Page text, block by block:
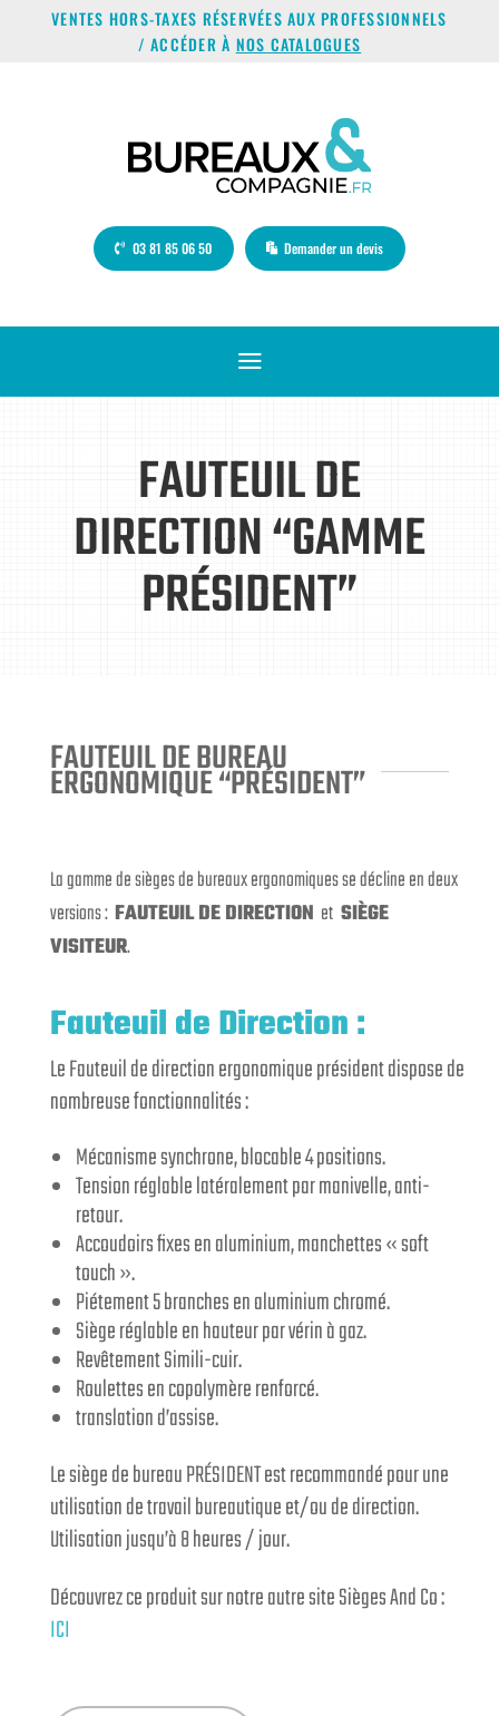
VENTES HORS-TAXES RÉSERVÉES AUX PROFESSIONNELS
/ ACCÉDER À NOS CATALOGUES
03 81 85 06 50 Demander un devis
a
FAUTEUIL DE
DIRECTION “GAMME
PRÉSIDENT”
FAUTEUIL DE BUREAU
ERGONOMIQUE “PRÉSIDENT”
La gamme de sièges de bureaux ergonomiques se décline en deux
versions : FAUTEUIL DE DIRECTION et SIÈGE
VISITEUR.
Fauteuil de Direction :
Le Fauteuil de direction ergonomique président dispose de
nombreuse fonctionnalités :
Mécanisme synchrone, blocable 4 positions.
Tension réglable latéralement par manivelle, anti-
retour.
Accoudoirs fixes en aluminium, manchettes « soft
touch ».
Piétement 5 branches en aluminium chromé.
Siège réglable en hauteur par vérin à gaz.
Revêtement Simili-cuir.
Roulettes en copolymère renforcé.
translation d’assise.
Le siège de bureau PRÉSIDENT est recommandé pour une
utilisation de travail bureautique et/ou de direction.
Utilisation jusqu’à 8 heures / jour.
Découvrez ce produit sur notre autre site Sièges And Co :
ICI